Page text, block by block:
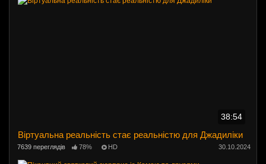
38:54
Віртуальна реальність стає реальністю для Джадиліки
7639 переглядів 78% HD 30.10.2024